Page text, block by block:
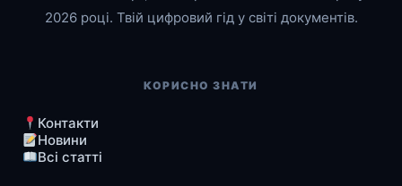
2026 році. Твій цифровий гід у світі документів.
КОРИСНО ЗНАТИ
Контакти
Новини
Всі статті